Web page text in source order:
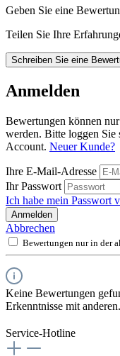
Geben Sie eine
Teilen Sie Ihre
Schreiben Sie eine
Anmelden
Bewertungen können
werden. Bitte loggen Sie
Account. Neuer Kunde?
Ihre E-Mail-Adresse
Ihr Passwort
Ich habe mein Passwort
Anmelden
Abbrechen
Bewertungen nur in der
Keine Bewertungen
Erkenntnisse mit anderen.
Service-Hotline